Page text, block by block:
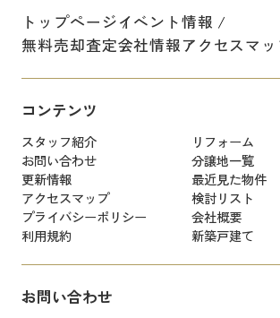
トップページイベント情報
無料売却査定会社情報アクセスマ
コンテンツ
スタッフ紹介
リフォーム
お問い合わせ
分譲地一覧
更新情報
最近見た物件
アクセスマップ
検討リスト
プライバシーポリシー
会社概要
利用規約
新築戸建て
お問い合わせ